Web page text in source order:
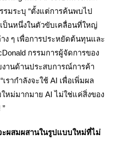
มระบุ “ตั้งแต่การค้นพบไป
ป็นหนึ่งในตัวขับเคลื่อนที่ใหญ่
ๆ เพื่อการประหยัดต้นทุนและ
กรรมการผู้จัดการของ
งานด้านประสบการณ์การค้า
รากำลังจะใช้ AI เพื่อเพิ่มผล
หม่มากมาย AI ไม่ใช่แค่สิ่งของ
ะผสมผสานในรูปแบบใหม่ที่ไม่